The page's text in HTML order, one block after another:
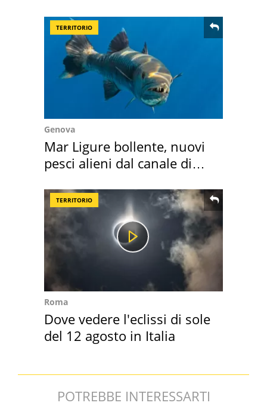
TERRITORIO
Genova
Mar Ligure bollente, nuovi
pesci alieni dal canale di
TERRITORIO
Roma
Dove vedere l'eclissi di sole
del 12 agosto in Italia
POTREBBE INTERESSARTI